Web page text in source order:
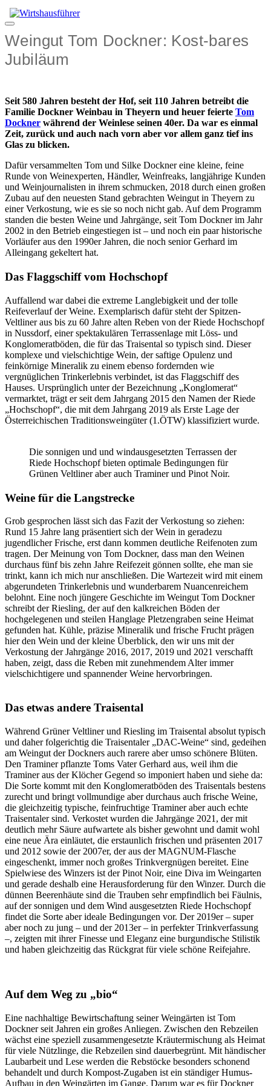
Zum
Inhalt
Menü
Weingut Tom Dockner: Kost-bares
Jubiläum
Seit 580 Jahren besteht der Hof, seit 110 Jahren betreibt die
Familie Dockner Weinbau in Theyern und heuer feierte Tom
Dockner während der Weinlese seinen 40er. Da war es einmal
Zeit, zurück und auch nach vorn aber vor allem ganz tief ins
Glas zu blicken.
Dafür versammelten Tom und Silke Dockner eine kleine, feine
Runde von Weinexperten, Händler, Weinfreaks, langjährige Kunden
und Weinjournalisten in ihrem schmucken, 2018 durch einen großen
Zubau auf den neuesten Stand gebrachten Weingut in Theyern zu
einer Verkostung, wie es sie so noch nicht gab. Auf dem Programm
standen die besten Weine und Jahrgänge, seit Tom Dockner im Jahr
2002 in den Betrieb eingestiegen ist – und noch ein paar historische
Vorläufer aus den 1990er Jahren, die noch senior Gerhard im
Alleingang gekeltert hat.
Das Flaggschiff vom Hochschopf
Auffallend war dabei die extreme Langlebigkeit und der tolle
Reifeverlauf der Weine. Exemplarisch dafür steht der Spitzen-
Veltliner aus bis zu 60 Jahre alten Reben von der Riede Hochschopf
in Nussdorf, einer spektakulären Terrassenlage mit Löss- und
Konglomeratböden, die für das Traisental so typisch sind. Dieser
komplexe und vielschichtige Wein, der saftige Opulenz und
feinkörnige Mineralik zu einem ebenso fordernden wie
vergnüglichen Trinkerlebnis verbindet, ist das Flaggschiff des
Hauses. Ursprünglich unter der Bezeichnung „Konglomerat“
vermarktet, trägt er seit dem Jahrgang 2015 den Namen der Riede
„Hochschopf“, die mit dem Jahrgang 2019 als Erste Lage der
Österreichischen Traditionsweingüter (1.ÖTW) klassifiziert wurde.
Die sonnigen und und windausgesetzten Terrassen der
Riede Hochschopf bieten optimale Bedingungen für
Grünen Veltliner aber auch Traminer und Pinot Noir.
Weine für die Langstrecke
Grob gesprochen lässt sich das Fazit der Verkostung so ziehen:
Rund 15 Jahre lang präsentiert sich der Wein in geradezu
jugendlicher Frische, erst dann kommen deutliche Reifenoten zum
tragen. Der Meinung von Tom Dockner, dass man den Weinen
durchaus fünf bis zehn Jahre Reifezeit gönnen sollte, ehe man sie
trinkt, kann ich mich nur anschließen. Die Wartezeit wird mit einem
abgerundeten Trinkerlebnis und wunderbarem Nuancenreichem
belohnt. Eine noch jüngere Geschichte im Weingut Tom Dockner
schreibt der Riesling, der auf den kalkreichen Böden der
hochgelegenen und steilen Hanglage Pletzengraben seine Heimat
gefunden hat. Kühle, präzise Mineralik und frische Frucht prägen
hier den Wein und der kleine Überblick, den wir uns mit der
Verkostung der Jahrgänge 2016, 2017, 2019 und 2021 verschafft
haben, zeigt, dass die Reben mit zunehmendem Alter immer
vielschichtigere und spannender Weine hervorbringen.
Das etwas andere Traisental
Während Grüner Veltliner und Riesling im Traisental absolut typisch
und daher folgerichtig die Traisentaler „DAC-Weine“ sind, gedeihen
am Weingut der Dockners auch rarere aber umso schönere Blüten.
Den Traminer pflanzte Toms Vater Gerhard aus, weil ihm die
Traminer aus der Klöcher Gegend so imponiert haben und siehe da:
Die Sorte kommt mit den Konglomeratböden des Traisentals bestens
zurecht und bringt vollmundige aber durchaus auch frische Weine,
die gleichzeitig typische, feinfruchtige Traminer aber auch echte
Traisentaler sind. Verkostet wurden die Jahrgänge 2021, der mit
deutlich mehr Säure aufwartete als bisher gewohnt und damit wohl
eine neue Ära einläutet, die erstaunlich frischen und präsenten 2017
und 2012 sowie der 2007er, der aus der MAGNUM-Flasche
eingeschenkt, immer noch großes Trinkvergnügen bereitet. Eine
Spielwiese des Winzers ist der Pinot Noir, eine Diva im Weingarten
und gerade deshalb eine Herausforderung für den Winzer. Durch die
dünnen Beerenhäute sind die Trauben sehr empfindlich bei Fäulnis,
auf der sonnigen und dem Wind ausgesetzten Riede Hochschopf
findet die Sorte aber ideale Bedingungen vor. Der 2019er – super
aber noch zu jung – und der 2013er – in perfekter Trinkverfassung
–, zeigten mit ihrer Finesse und Eleganz eine burgundische Stilistik
und haben gleichzeitig das Rückgrat für viele schöne Reifejahre.
Auf dem Weg zu „bio“
Eine nachhaltige Bewirtschaftung seiner Weingärten ist Tom
Dockner seit Jahren ein großes Anliegen. Zwischen den Rebzeilen
wächst eine speziell zusammengesetzte Kräutermischung als Heimat
für viele Nützlinge, die Rebzeilen sind dauerbegrünt. Mit händischer
Laubarbeit und Lese werden die Rebstöcke besonders schonend
behandelt und durch Kompost-Zugaben ist ein ständiger Humus-
Aufbau in den Weingärten im Gange. Darum war es für Dockner